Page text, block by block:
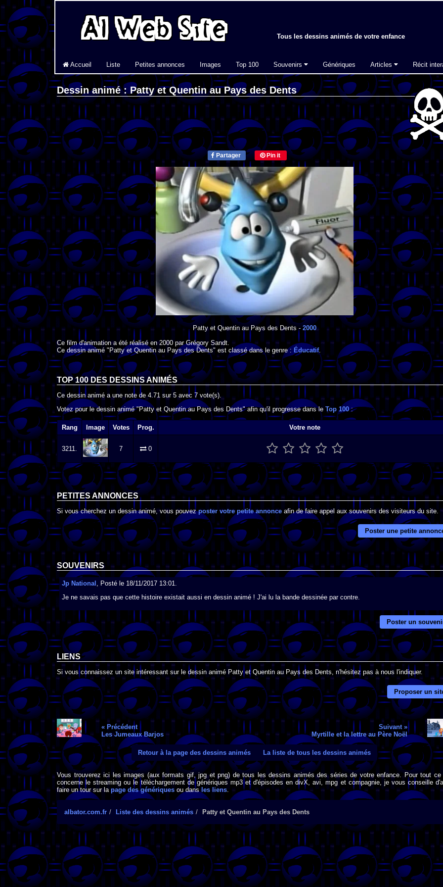
Tous les dessins animés de votre enfance
Accueil Liste Petites annonces Images Top 100 Souvenirs Génériques Articles Récit
Dessin animé : Patty et Quentin au Pays des Dents
Partager Pin it
Patty et Quentin au Pays des Dents-2000
Ce film d'animation a été réalisé en2000parGrégory Sandt.
Ce dessin animé "Patty et Quentin au Pays des Dents" est classé dans le genre : Éducatif.
TOP 100 DES DESSINS ANIMÉS
Ce dessin animé a une note de 4.71 sur 5 avec 7 vote(s).
Votez pour le dessin animé "Patty et Quentin au Pays des Dents" afin qu'il progresse dans le Top 100:
Rang Image Votes Prog. Votre note
3211. 7 0
PETITES ANNONCES
Si vous cherchez un dessin animé, vous pouvezposter votre petite annonce afin de faire appel aux souvenirs des visiteurs du site.
Poster une petite
SOUVENIRS
Jp National , Posté le 18/11/2017 13:01.
Je ne savais pas que cette histoire existait aussi en dessin animé ! J'ai lu la bande dessinée par contre.
Poster un
LIENS
Si vous connaissez un site intéressant sur le dessin animé Patty et Quentin au Pays des Dents, n'hésitez pas à nous l'indiquer.
Proposer un
« Précédent
Les Jumeaux Barjos
Suivant »
Myrtille et la lettre au Père Noël
Retour à la page des dessins animés La liste de tous les dessins animés
Vous trouverez ici les images (aux formats gif, jpg et png) de tous les dessins animés des séries de votre enfance. Pour tout ce
concerne le streaming ou le téléchargement de génériques mp3 et d'épisodes en divX, avi, mpg et compagnie, je vous conseille
faire un tour sur lapage des génériques ou dans les liens.
albator.com.fr Liste des dessins animés Patty et Quentin au Pays des Dents